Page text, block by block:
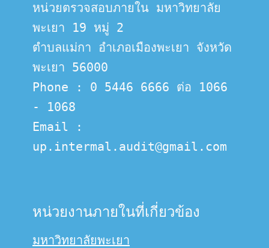
หน่วยตรวจสอบภายใน มหาวิทยาลัย
พะเยา 19 หมู่ 2
ตำบลแม่กา อำเภอเมืองพะเยา จังหวัด
พะเยา 56000
Phone : 0 5446 6666 ต่อ 1066
- 1068
Email :
up.intermal.audit@gmail.com
หน่วยงานภายในที่เกี่ยวข้อง
มหาวิทยาลัยพะเยา